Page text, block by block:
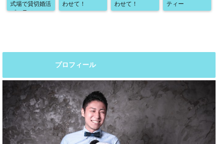
式場で貸切婚活
パーティー
わせて！
わせて！
ティー
プロフィール